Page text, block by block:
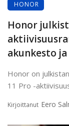
HONOR
Honor
akunkesto ja
Honor on
11 Pro -
Kirjoittanut Eero